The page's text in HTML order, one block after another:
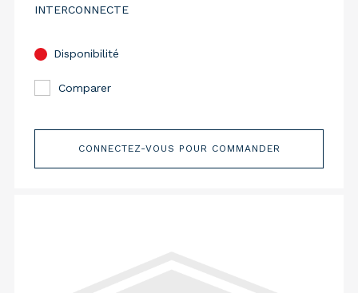
INTERCONNECTE
Disponibilité
Comparer
CONNECTEZ-VOUS POUR COMMANDER